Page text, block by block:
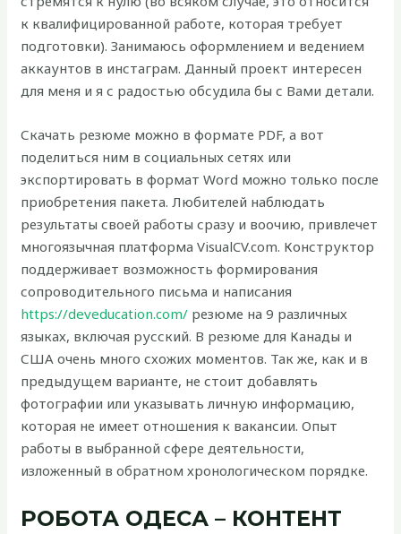
к квалифицированной работе, которая требует
подготовки). Занимаюсь оформлением и ведением
аккаунтов в инстаграм. Данный проект интересен
для меня и я с радостью обсудила бы с Вами детали.
Скачать резюме можно в формате PDF, а вот
поделиться ним в социальных сетях или
экспортировать в формат Word можно только после
приобретения пакета. Любителей наблюдать
результаты своей работы сразу и воочию, привлечет
многоязычная платформа VisualCV.com. Конструктор
поддерживает возможность формирования
сопроводительного письма и написания
https://deveducation.com/ резюме на 9 различных
языках, включая русский. В резюме для Канады и
США очень много схожих моментов. Так же, как и в
предыдущем варианте, не стоит добавлять
фотографии или указывать личную информацию,
которая не имеет отношения к вакансии. Опыт
работы в выбранной сфере деятельности,
изложенный в обратном хронологическом порядке.
РОБОТА ОДЕСА – КОНТЕНТ